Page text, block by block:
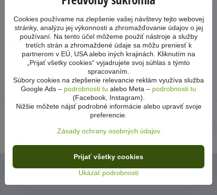
info​@bicykle-shop​.sk
Partnerský eshop
www​.cykloabc​.sk
Cookies používame na zlepšenie vašej návštevy tejto webovej
stránky, analýzu jej výkonnosti a zhromažďovanie údajov o jej
používaní. Na tento účel môžeme použiť nástroje a služby
tretích strán a zhromaždené údaje sa môžu preniesť k
partnerom v EÚ, USA alebo iných krajinách. Kliknutím na
„Prijať všetky cookies“ vyjadrujete svoj súhlas s týmto
spracovaním.
Súbory cookies na zlepšenie relevancie reklám využíva služba
Google Ads – podrobnosti tu alebo Meta – podrobnosti tu
(Facebook, Instagram).
Nižšie môžete nájsť podrobné informácie alebo upraviť svoje
preferencie.
Zásady ochrany osobných údajov
Ukázať podrobnosti
Prijať všetky cookies